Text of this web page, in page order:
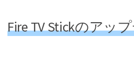
Fire TV Stickのアッ